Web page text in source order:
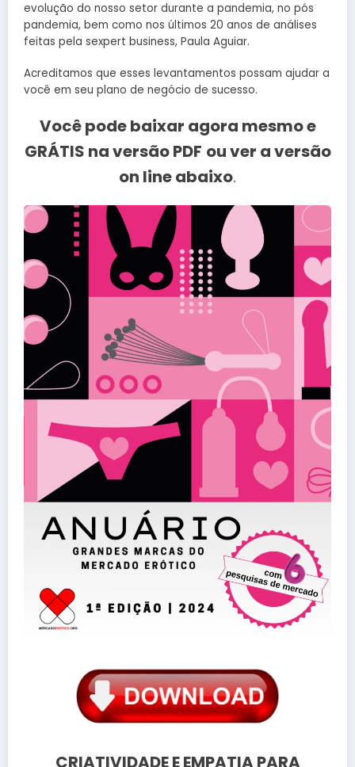
evolução do nosso setor durante a pandemia, no pós
pandemia, bem como nos últimos 20 anos de análises
feitas pela sexpert business, Paula Aguiar.
Acreditamos que esses levantamentos possam ajudar a
você em seu plano de negócio de sucesso.
Você pode baixar agora mesmo e
GRÁTIS na versão PDF ou ver a versão
on line abaixo.
CRIATIVIDADE E EMPATIA PARA